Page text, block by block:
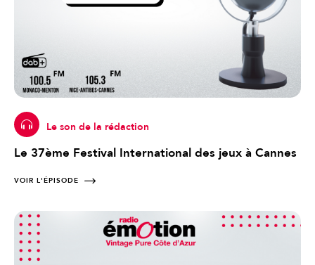
Le son de la rédaction
Le 37ème Festival International des jeux à Cannes
VOIR L'ÉPISODE